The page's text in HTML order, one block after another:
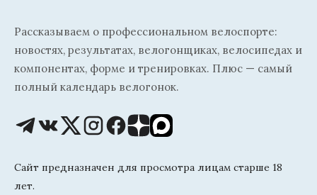
Рассказываем о профессиональном велоспорте:
новостях, результатах, велогонщиках, велосипедах и
компонентах, форме и тренировках. Плюс — самый
полный календарь велогонок.
Сайт предназначен для просмотра лицам старше 18
лет.